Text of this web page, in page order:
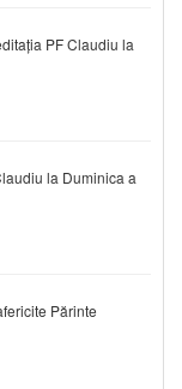
PF Claudiu la
la Duminica a
Părinte